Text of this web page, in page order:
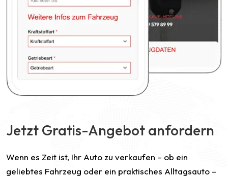
Jetzt Gratis-Angebot anfordern
Wenn es Zeit ist, Ihr Auto zu verkaufen – ob ein
geliebtes Fahrzeug oder ein praktisches Alltagsauto –